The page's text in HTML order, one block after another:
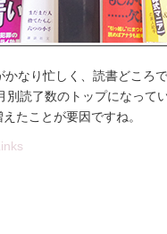
かなり忙しく、読書どころ
別読了数のトップになって
たことが要因ですね。